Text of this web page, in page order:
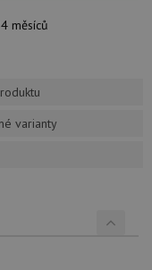
měsíců
varianty